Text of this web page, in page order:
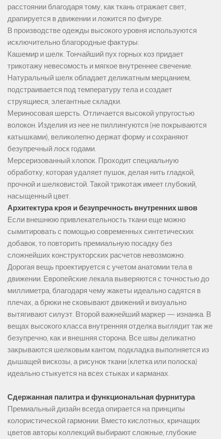
расстоянии благодаря тому, как ткань отражает свет,
драпируется в движении и ложится по фигуре.
В производстве одежды высокого уровня используются
исключительно благородные фактуры:
Кашемир и шелк. Тончайший пух горных коз придает
трикотажу невесомость и мягкое внутреннее свечение.
Натуральный шелк обладает деликатным мерцанием,
подстраивается под температуру тела и создает
струящиеся, элегантные складки.
Мериносовая шерсть. Отличается высокой упругостью
волокон. Изделия из нее не пиллингуются (не покрываются
катышками), великолепно держат форму и сохраняют
безупречный лоск годами.
Мерсеризованный хлопок. Проходит специальную
обработку, которая удаляет пушок, делая нить гладкой,
прочной и шелковистой. Такой трикотаж имеет глубокий,
насыщенный цвет.
Архитектура кроя и безупречность внутренних швов
Если внешнюю привлекательность ткани еще можно
сымитировать с помощью современных синтетических
добавок, то повторить премиальную посадку без
сложнейших конструкторских расчетов невозможно.
Дорогая вещь проектируется с учетом анатомии тела в
движении. Европейские лекала выверяются с точностью до
миллиметра, благодаря чему жакеты идеально садятся в
плечах, а брюки не сковывают движений и визуально
вытягивают силуэт. Второй важнейший маркер — изнанка. В
вещах высокого класса внутренняя отделка выглядит так же
безупречно, как и внешняя сторона. Все швы деликатно
закрываются шелковым кантом, подкладка выполняется из
дышащей вискозы, а рисунок ткани (клетка или полоска)
идеально стыкуется на всех стыках и карманах.
Сдержанная палитра и функциональная фурнитура
Премиальный дизайн всегда опирается на принципы
колористической гармонии. Вместо кислотных, кричащих
цветов авторы коллекций выбирают сложные, глубокие